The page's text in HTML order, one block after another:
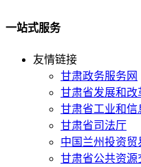
一站式服务
友情链接
甘肃政务服务网
甘肃省发展和改
甘肃省工业和信
甘肃省司法厅
中国兰州投资贸
甘肃省公共资源